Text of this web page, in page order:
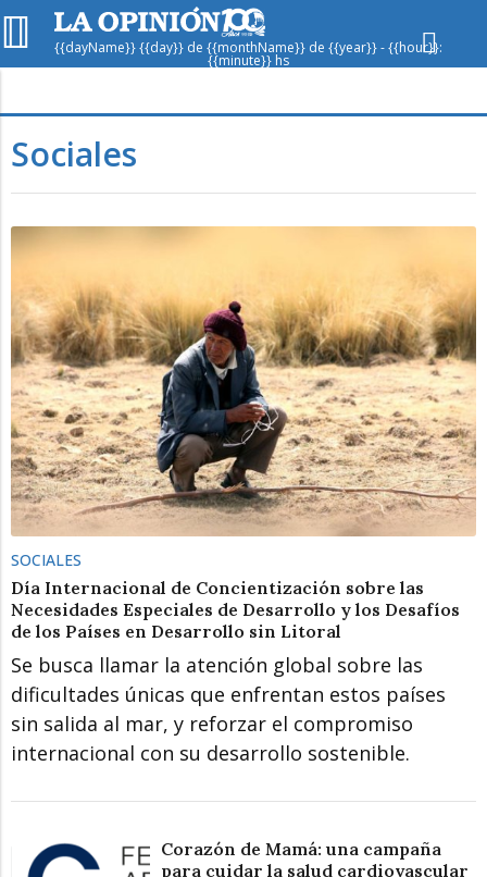
{{dayName}} {{day}} de {{monthName}} de {{year}} - {{hour}}:
{{minute}} hs
Presión
Vie Sáb Dom
Sociales
SOCIALES
Día Internacional de Concientización sobre las
Necesidades Especiales de Desarrollo y los Desafíos
de los Países en Desarrollo sin Litoral
Se busca llamar la atención global sobre las
dificultades únicas que enfrentan estos países
sin salida al mar, y reforzar el compromiso
internacional con su desarrollo sostenible.
Corazón de Mamá: una campaña
para cuidar la salud cardiovascular